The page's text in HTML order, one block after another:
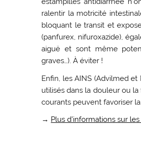
ralentir la motricité
bloquant le transit et
(panfurex, nifuroxazide),
aiguë et sont même
graves…). À éviter !
Enfin, les AINS (Advilmed
utilisés dans la douleur ou
courants peuvent favoriser
→ Plus d’informations sur